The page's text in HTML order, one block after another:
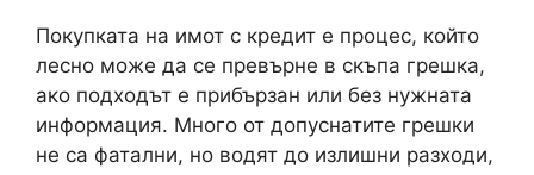
Покупката на имот с кредит е процес, който
лесно може да се превърне в скъпа грешка,
ако подходът е прибързан или без нужната
информация. Много от допуснатите грешки
не са фатални, но водят до излишни разходи,